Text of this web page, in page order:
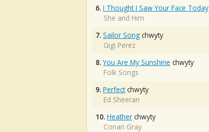
6. I Thought I Saw Your Face Today
She and Him
7. Sailor Song chwyty
Gigi Perez
8. You Are My Sunshine chwyty
Folk Songs
9. Perfectchwyty
Ed Sheeran
10. Heather chwyty
Conan Gray